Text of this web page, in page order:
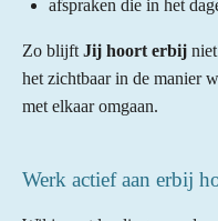
afspraken die in het
Zo blijft Jij hoort erbij
het zichtbaar in de manier
met elkaar omgaan.
Werk actief aan erbij